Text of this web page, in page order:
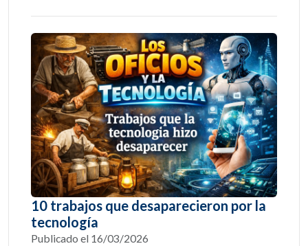
10 trabajos que desaparecieron por la
tecnología
Publicado el 16/03/2026